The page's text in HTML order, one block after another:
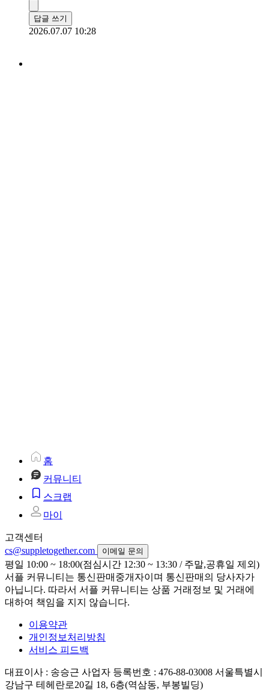
답글 쓰기
2026.07.07 10:28
홈
커뮤니티
스크랩
마이
고객센터
cs@suppletogether.com
이메일 문의
평일 10:00 ~ 18:00(점심시간 12:30 ~ 13:30 / 주말,공휴일 제외)
서플 커뮤니티는 통신판매중개자이며 통신판매의 당사자가
아닙니다. 따라서 서플 커뮤니티는 상품 거래정보 및 거래에
대하여 책임을 지지 않습니다.
이용약관
개인정보처리방침
서비스 피드백
대표이사 : 송승근 사업자 등록번호 : 476-88-03008 서울특별시
강남구 테헤란로20길 18, 6층(역삼동, 부봉빌딩)